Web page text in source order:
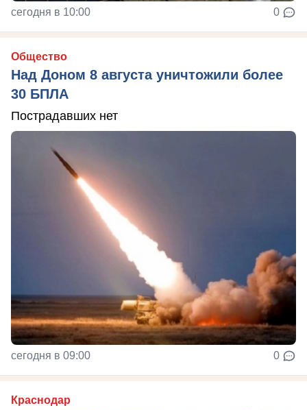
сегодня в 10:00 0
Общество
Над Доном 8 августа уничтожили более
30 БПЛА
Пострадавших нет
сегодня в 09:00 0
Краснодар